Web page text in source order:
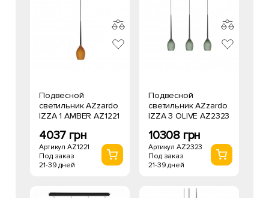
Подвесной
светильник AZzardo
IZZA 1 AMBER AZ1221
4037 грн
Артикул AZ1221
Под заказ
21-39 дней
Подвесной
светильник AZzardo
IZZA 3 OLIVE AZ2323
10308 грн
Артикул AZ2323
Под заказ
21-39 дней